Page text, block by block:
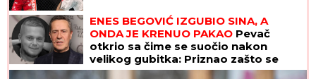
ENES BEGOVIĆ IZGUBIO SINA, A
ONDA JE KRENUO PAKAO Pevač
otkrio sa čime se suočio nakon
velikog gubitka: Priznao zašto se
zapravo povukao iz javnosti